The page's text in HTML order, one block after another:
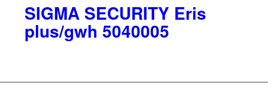
SΙGΜΑ SΕCURΙΤΥ Eris
plus/gwh 5040005